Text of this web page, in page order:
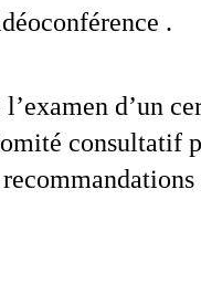
.
d’un
consultatif